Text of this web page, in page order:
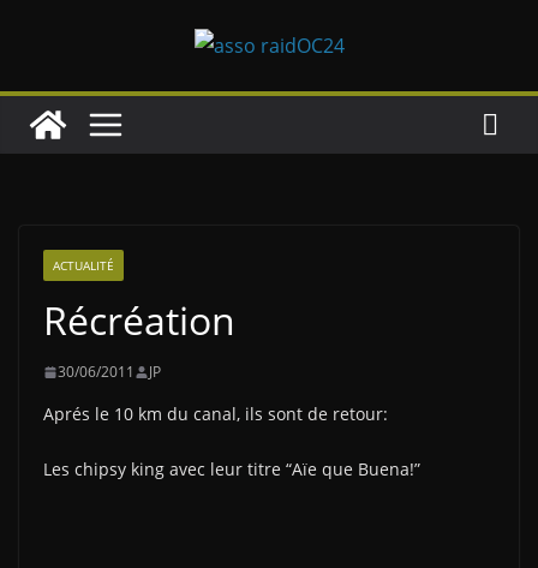
ACTUALITÉ
Récréation
30/06/2011 JP
Aprés le 10 km du canal, ils sont de retour:
Les chipsy king avec leur titre “Aïe que Buena!”